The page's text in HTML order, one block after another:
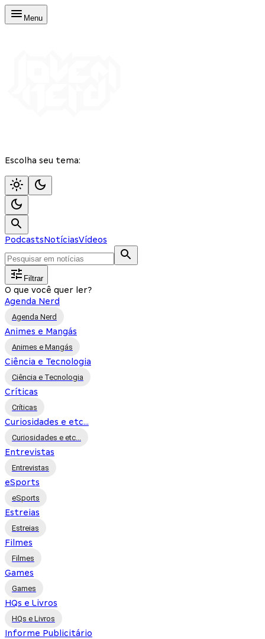
Menu
Escolha seu tema:
PodcastsNotíciasVídeos
Filtrar
O que você quer ler?
Agenda Nerd
Agenda Nerd
Animes e Mangás
Animes e Mangás
Ciência e Tecnologia
Ciência e Tecnologia
Críticas
Críticas
Curiosidades e etc...
Curiosidades e etc...
Entrevistas
Entrevistas
eSports
eSports
Estreias
Estreias
Filmes
Filmes
Games
Games
HQs e Livros
HQs e Livros
Informe Publicitário